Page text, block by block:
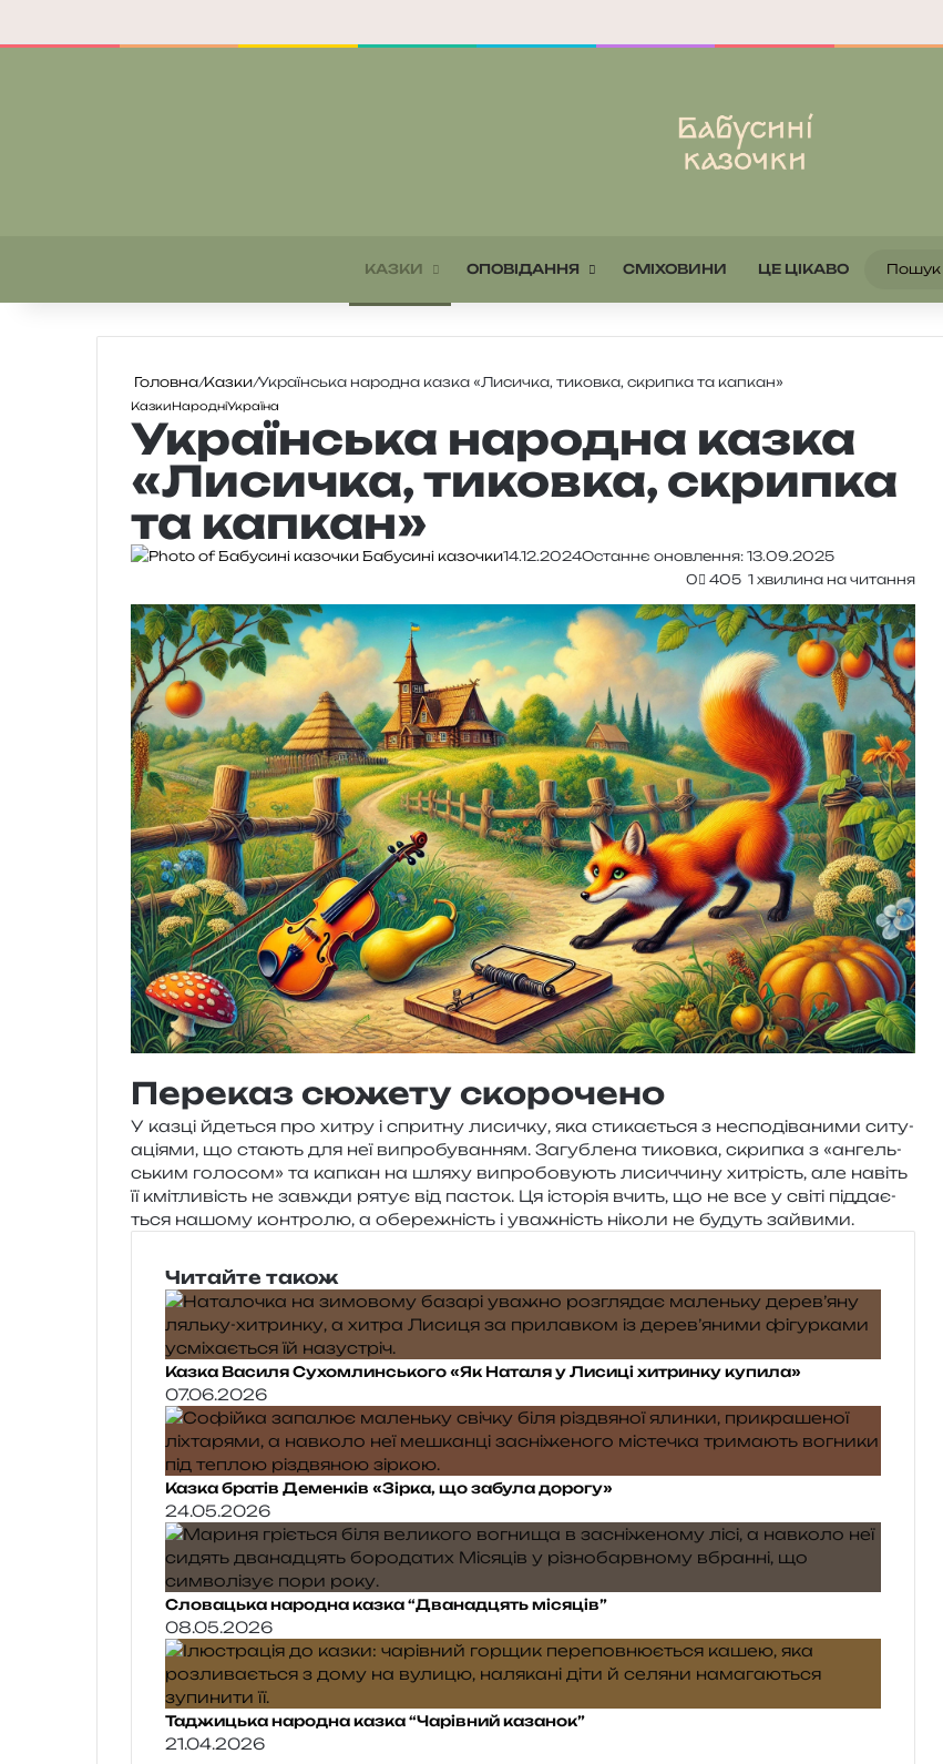
КАЗКИ ОПОВІДАННЯ СМІХОВИНИ ЦЕ ЦІКАВО
Головна/Казки/Українська народна казка «Лисичка, тиковка, скрипка та капкан»
КазкиНародніУкраїна
Українська народна казка
«Лисичка, тиковка, скрипка
та капкан»
Бабусині казочки14.12.2024Останнє оновлення: 13.09.2025
0
405 1 хвилина на читання
Переказ сюжету скорочено
У казці йде­ться про хитру і спри­тну лиси­чку, яка сти­ка­є­ться з неспо­ді­ва­ни­ми ситу­
а­ці­я­ми, що ста­ють для неї випро­бу­ва­н­ням. Загублена тиков­ка, скри­пка з «ангель­
ським голо­сом» та капкан на шляху випро­бо­ву­ють лисич­чи­ну хитрість, але навіть
її кмі­тли­вість не зав­жди рятує від пасток. Ця істо­рія вчить, що не все у світі під­да­є­
ться нашо­му кон­тро­лю, а обе­ре­жність і ува­жність ніко­ли не будуть зайвими.
Читайте також
Казка Василя Сухомлинського «Як Наталя у Лисиці хитринку купила»
07.06.2026
Казка братів Деменків «Зірка, що забула дорогу»
24.05.2026
Словацька народна казка “Дванадцять місяців”
08.05.2026
Таджицька народна казка “Чарівний казанок”
21.04.2026